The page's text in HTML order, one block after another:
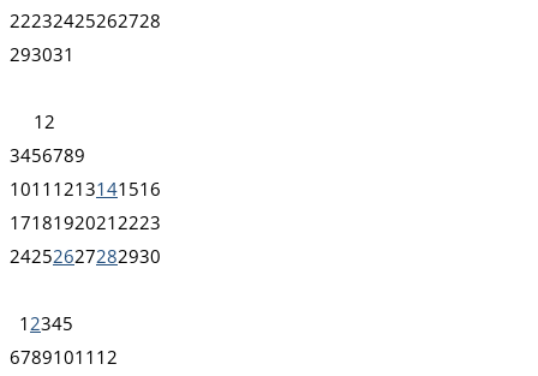
22232425262728
293031
1 2
3456789
1011 1213141516
1718192021 2223
24252627282930
1 2345
67891011 12